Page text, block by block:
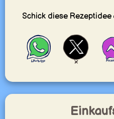
Schick diese